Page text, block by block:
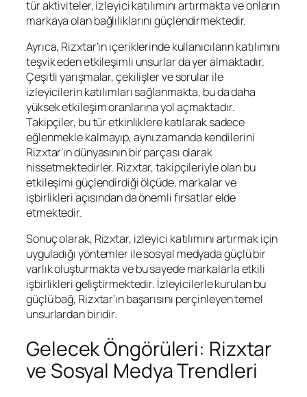
tür aktiviteler, izleyici katılımını artırmakta ve onların
markaya olan bağlılıklarını güçlendirmektedir.
Ayrıca, Rizxtar’ın içeriklerinde kullanıcıların katılımını
teşvik eden etkileşimli unsurlar da yer almaktadır.
Çeşitli yarışmalar, çekilişler ve sorular ile
izleyicilerin katılımları sağlanmakta, bu da daha
yüksek etkileşim oranlarına yol açmaktadır.
Takipçiler, bu tür etkinliklere katılarak sadece
eğlenmekle kalmayıp, aynı zamanda kendilerini
Rizxtar’ın dünyasının bir parçası olarak
hissetmektedirler. Rizxtar, takipçileriyle olan bu
etkileşimi güçlendirdiği ölçüde, markalar ve
işbirlikleri açısından da önemli fırsatlar elde
etmektedir.
Sonuç olarak, Rizxtar, izleyici katılımını artırmak için
uyguladığı yöntemler ile sosyal medyada güçlü bir
varlık oluşturmakta ve bu sayede markalarla etkili
işbirlikleri geliştirmektedir. İzleyicilerle kurulan bu
güçlü bağ, Rizxtar’ın başarısını perçinleyen temel
unsurlardan biridir.
Gelecek Öngörüleri: Rizxtar
ve Sosyal Medya Trendleri